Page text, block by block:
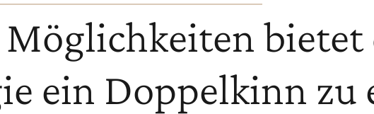
bietet
ein Doppelkinn zu